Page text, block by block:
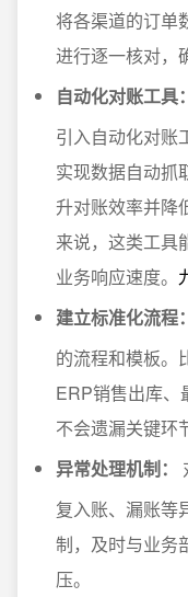
将各渠道的订单
进行逐一核对，
自动化对账工具：
引入自动化对账
实现数据自动抓
升对账效率并降
来说，这类工具
业务响应速度。
建立标准化流程：
的流程和模板。
ERP销售出库、
不会遗漏关键环
异常处理机制：
复入账、漏账等
制，及时与业务
压。